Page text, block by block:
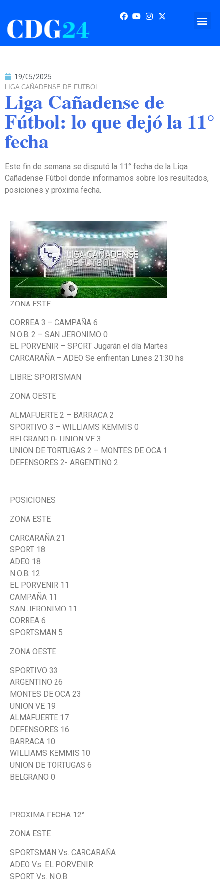
19/05/2025
LIGA CAÑADENSE DE FUTBOL
Liga Cañadense de
Fútbol: lo que dejó la 11°
fecha
Este fin de semana se disputó la 11° fecha de la Liga
Cañadense Fútbol donde informamos sobre los resultados,
posiciones y próxima fecha.
ZONA ESTE
CORREA 3 – CAMPAÑA 6
N.O.B. 2 – SAN JERONIMO 0
EL PORVENIR – SPORT Jugarán el día Martes
CARCARAÑA – ADEO Se enfrentan Lunes 21:30 hs
LIBRE: SPORTSMAN
ZONA OESTE
ALMAFUERTE 2 – BARRACA 2
SPORTIVO 3 – WILLIAMS KEMMIS 0
BELGRANO 0- UNION VE 3
UNION DE TORTUGAS 2 – MONTES DE OCA 1
DEFENSORES 2- ARGENTINO 2
POSICIONES
ZONA ESTE
CARCARAÑA 21
SPORT 18
ADEO 18
N.O.B. 12
EL PORVENIR 11
CAMPAÑA 11
SAN JERONIMO 11
CORREA 6
SPORTSMAN 5
ZONA OESTE
SPORTIVO 33
ARGENTINO 26
MONTES DE OCA 23
UNION VE 19
ALMAFUERTE 17
DEFENSORES 16
BARRACA 10
WILLIAMS KEMMIS 10
UNION DE TORTUGAS 6
BELGRANO 0
PROXIMA FECHA 12°
ZONA ESTE
SPORTSMAN Vs. CARCARAÑA
ADEO Vs. EL PORVENIR
SPORT Vs. N.O.B.